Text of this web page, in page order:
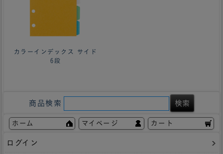
カラーインデックス サイド
6段
商品検索
ホーム マイページ カート
ログイン